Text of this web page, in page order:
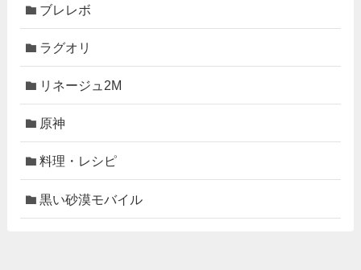
ブレレボ
ラグオリ
リネージュ2M
原神
料理・レシピ
黒い砂漠モバイル